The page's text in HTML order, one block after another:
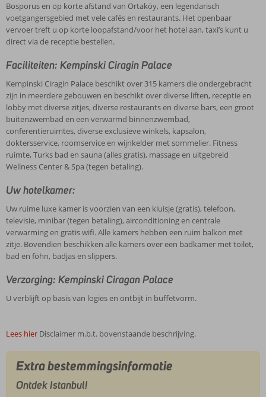
Bosporus en op korte afstand van Ortaköy, een legendarisch
voetgangersgebied met vele cafés en restaurants. Het openbaar
vervoer treft u op korte loopafstand/voor het hotel aan, taxi’s kunt u
direct via de receptie bestellen.
Faciliteiten: Kempinski Ciragin Palace
Kempinski Ciragin Palace beschikt over 315 kamers die ondergebracht
zijn in meerdere gebouwen en beschikt over diverse liften, receptie en
lobby met diverse zitjes, diverse restaurants en diverse bars, een groot
buitenzwembad en een verwarmd binnenzwembad,
conferentieruimtes, diverse exclusieve winkels, kapsalon,
doktersservice, roomservice en wijnkelder met sommelier. Fitness
ruimte, Turks bad en sauna (alles gratis), massage en uitgebreid
Wellness Center & Spa (tegen betaling).
Uw hotelkamer:
Uw ruime luxe kamer is voorzien van een kluisje (gratis), telefoon,
televisie, minibar (tegen betaling), airconditioning en centrale
verwarming en gratis wifi. Alle kamers hebben een ruim balkon met
zitje. Bovendien beschikken alle kamers over een badkamer met toilet,
bad en föhn, badjas en slippers.
Verzorging: Kempinski Ciragan Palace
U verblijft op basis van logies en ontbijt in buffetvorm.
Lees hier Disclaimer m.b.t. bovenstaande beschrijving.
Extra bestemmingsinformatie
Ontdek Istanbul!